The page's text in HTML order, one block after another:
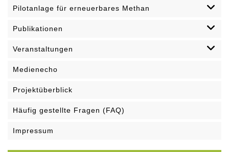
Pilotanlage für erneuerbares Methan
Publikationen
Veranstaltungen
Medienecho
Projektüberblick
Häufig gestellte Fragen (FAQ)
Impressum